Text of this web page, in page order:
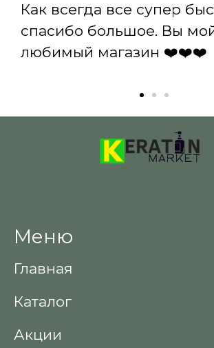
Как всегда все супер
спасибо большое. Вы
любимый магазин ❤️❤️❤️
Меню
Главная
Каталог
Акции